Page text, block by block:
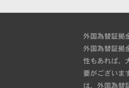
外国為替証拠
外国為替証拠
性もあれば、
要がございま
は、外国為替